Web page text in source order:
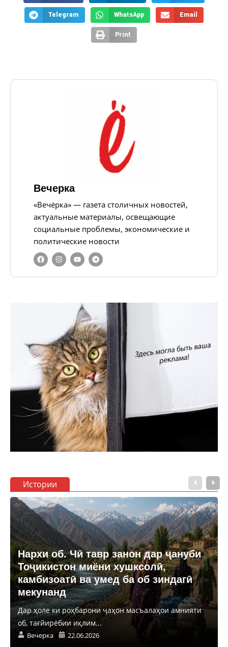
Telegram WhatsApp Email
Print
Вечерка
«Вечёрка» — газета столичных новостей,
актуальные материалы, освещающие
социальные проблемы, экономические и
политические новости
Истории
Нархи об. Чӣ тавр занон дар ҷануби
Тоҷикистон миёни хушксолӣ,
камбизоатӣ ва умед ба об зиндагӣ
мекунанд
Дар ҳоле ки роҳбарони ҷаҳон масъалаҳои амнияти
об, тағйирёбии иқлим...
Вечерка 22.06.2026